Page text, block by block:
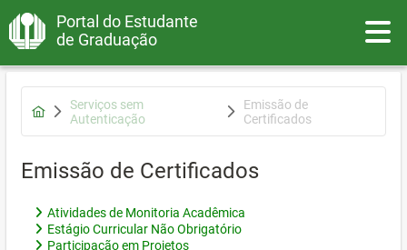
Portal do Estudante
de Graduação
Serviços sem
Autenticação
Emissão de
Certificados
Emissão de Certificados
Atividades de Monitoria Acadêmica
Estágio Curricular Não Obrigatório
Participação em Projetos